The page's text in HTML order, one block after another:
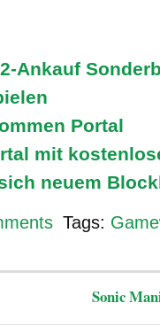
Ankauf
Portal
mit
neuem
Tags:
Sonic